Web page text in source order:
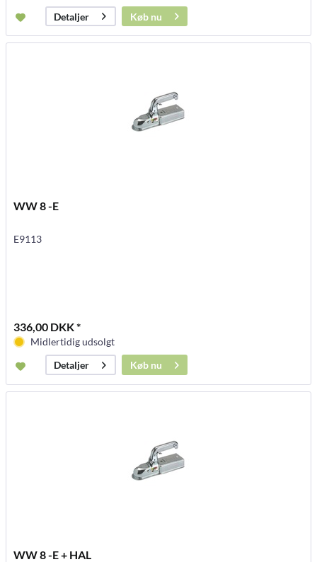
Detaljer
Køb nu
WW 8 -E
E9113
336,00 DKK *
Midlertidig udsolgt
Detaljer
Køb nu
WW 8 -E + HAL